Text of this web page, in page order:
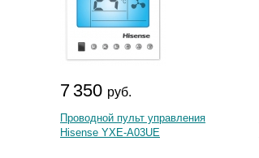
7 350 руб.
Проводной пульт управления
Hisense YXE-A03UE